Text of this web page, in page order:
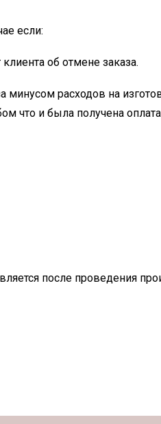
если:
об отмене заказа.
расходов на
что и была получена
после проведения